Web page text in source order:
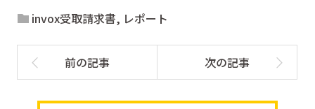
invox受取請求書, レポート